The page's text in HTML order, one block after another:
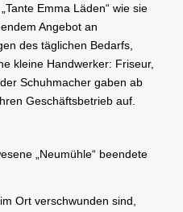
Emma Läden“ wie sie
Angebot an
des täglichen Bedarfs,
kleine Handwerker: Friseur,
Schuhmacher gaben ab
Geschäftsbetrieb auf.
„Neumühle“ beendete
Ort verschwunden sind,